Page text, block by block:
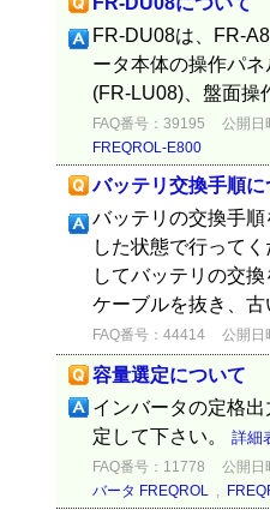
FR-DU08は、FR-
ータ本体の操作パ
(FR-LU08)、盤面操
FAQ番号：39195
公開日
FREQROL-E800
バッテリ交換手順に
バッテリの交換手
した状態で行って
してバッテリの交
ケーブルを抜き、
FAQ番号：44414 公開日
容量選定について
インバータの定格
定して下さい。 詳細
FAQ番号：11778
公開日
バータ FREQROL ,